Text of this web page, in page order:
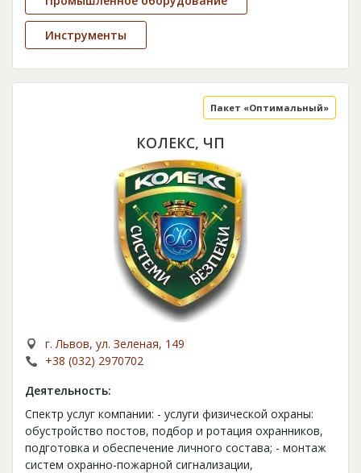
Инструменты
КОЛЕКС, ЧП
Пакет «Оптимальный»
г. Львов, ул. Зеленая, 149
+38 (032) 2970702
Деятельность:
Спектр услуг компании: - услуги физической охраны:
обустройство постов, подбор и ротация охранников,
подготовка и обеспечение личного состава; - монтаж
систем охранно-пожарной сигнализации,